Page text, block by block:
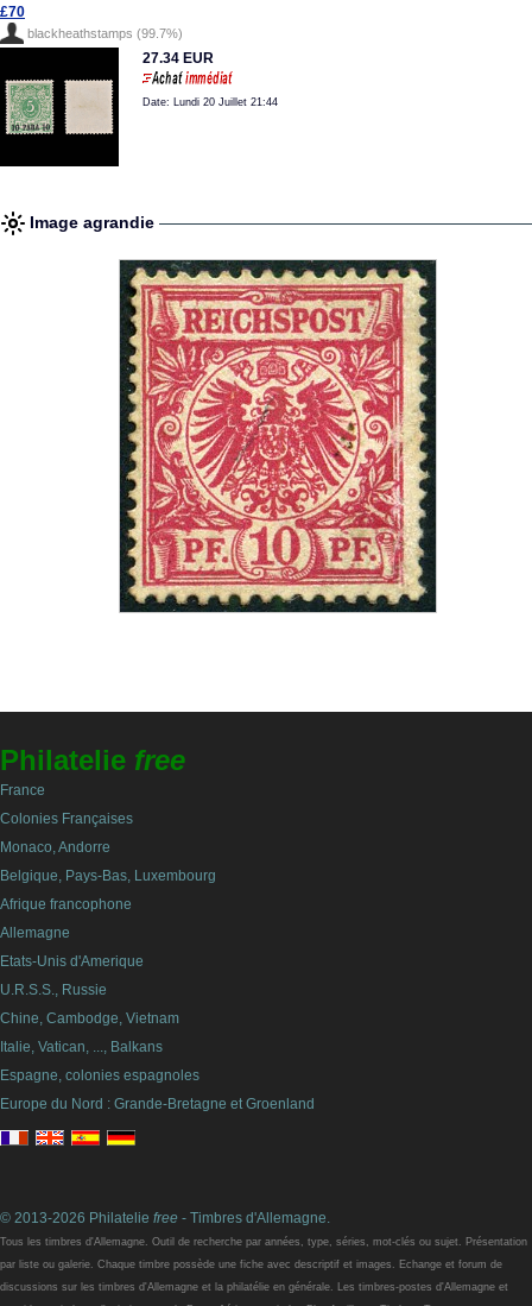
£70
blackheathstamps (99.7%)
27.34 EUR
Date: Lundi 20 Juillet 21:44
Image agrandie
Philatelie free
France
Colonies Françaises
Monaco, Andorre
Belgique, Pays-Bas, Luxembourg
Afrique francophone
Allemagne
Etats-Unis d'Amerique
U.R.S.S., Russie
Chine, Cambodge, Vietnam
Italie, Vatican, ..., Balkans
Espagne, colonies espagnoles
Europe du Nord : Grande-Bretagne et Groenland
© 2013-2026 Philatelie free - Timbres d'Allemagne.
Tous les timbres d'Allemagne. Outil de recherche par années, type, séries, mot-clés ou sujet. Présentation
par liste ou galerie. Chaque timbre possède une fiche avec descriptif et images. Echange et forum de
discussions sur les timbres d'Allemagne et la philatélie en générale. Les timbres-postes d'Allemagne et